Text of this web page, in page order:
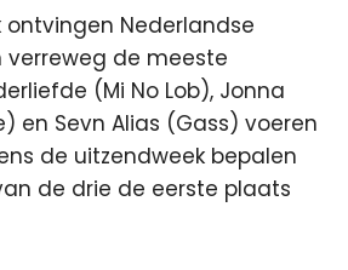
ontvingen Nederlandse
de meeste
(Mi No Lob), Jonna
en Sevn Alias (Gass) voeren
de uitzendweek bepalen
de drie de eerste plaats